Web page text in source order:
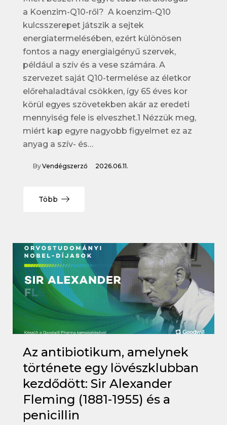
a Koenzim-Q10-ről? A koenzim-Q10
kulcsszerepet játszik a sejtek
energiatermelésében, ezért különösen
fontos a nagy energiaigényű szervek,
például a szív és a vese számára. A
szervezet saját Q10-termelése az életkor
előrehaladtával csökken, így 65 éves kor
körül egyes szövetekben akár az eredeti
mennyiség fele is elveszhet.1 Nézzük meg,
miért kap egyre nagyobb figyelmet ez az
anyag a szív- és…
ByVendégszerző 2026.06.11.
Több
Az antibiotikum, amelynek
története egy lövészklubban
kezdődött: Sir Alexander
Fleming (1881-1955) és a
penicillin